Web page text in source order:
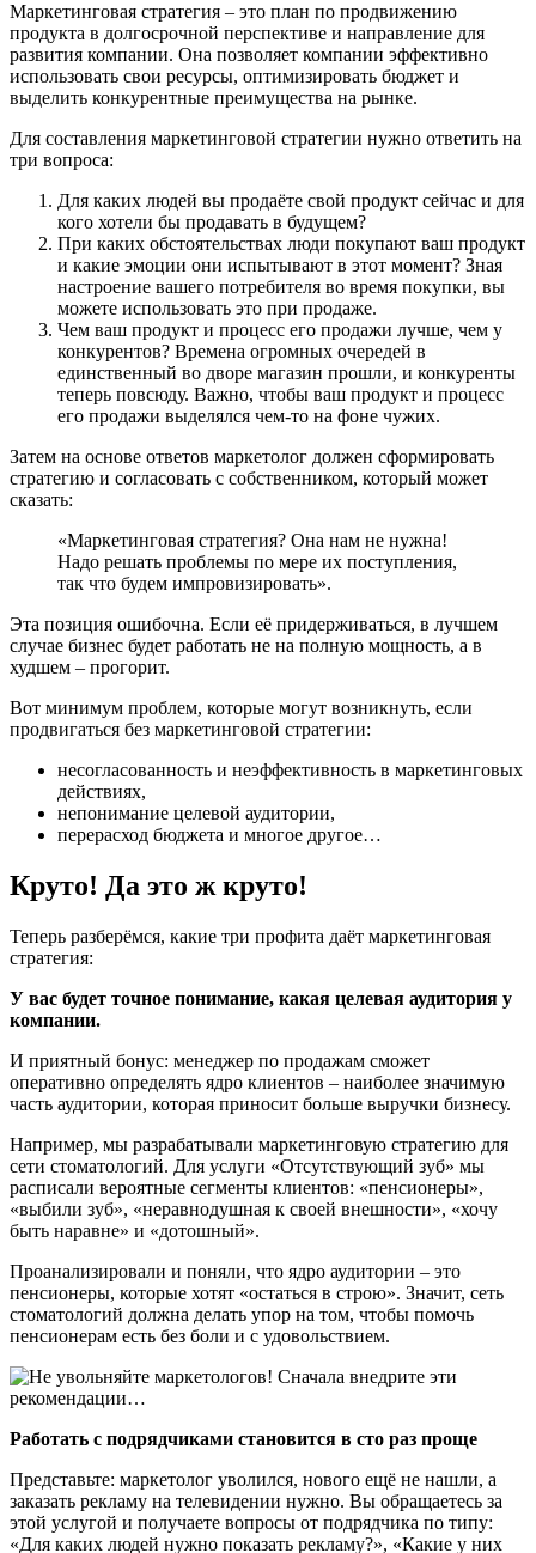
Маркетинговая стратегия – это план по продвижению
продукта в долгосрочной перспективе и направление для
развития компании. Она позволяет компании эффективно
использовать свои ресурсы, оптимизировать бюджет и
выделить конкурентные преимущества на рынке.
Для составления маркетинговой стратегии нужно ответить на
три вопроса:
Для каких людей вы продаёте свой продукт сейчас и для
кого хотели бы продавать в будущем?
При каких обстоятельствах люди покупают ваш продукт
и какие эмоции они испытывают в этот момент? Зная
настроение вашего потребителя во время покупки, вы
можете использовать это при продаже.
Чем ваш продукт и процесс его продажи лучше, чем у
конкурентов? Времена огромных очередей в
единственный во дворе магазин прошли, и конкуренты
теперь повсюду. Важно, чтобы ваш продукт и процесс
его продажи выделялся чем-то на фоне чужих.
Затем на основе ответов маркетолог должен сформировать
стратегию и согласовать с собственником, который может
сказать:
«Маркетинговая стратегия? Она нам не нужна!
Надо решать проблемы по мере их поступления,
так что будем импровизировать».
Эта позиция ошибочна. Если её придерживаться, в лучшем
случае бизнес будет работать не на полную мощность, а в
худшем – прогорит.
Вот минимум проблем, которые могут возникнуть, если
продвигаться без маркетинговой стратегии:
несогласованность и неэффективность в маркетинговых
действиях,
непонимание целевой аудитории,
перерасход бюджета и многое другое…
Круто! Да это ж круто!
Теперь разберёмся, какие три профита даёт маркетинговая
стратегия:
У вас будет точное понимание, какая целевая аудитория у
компании.
И приятный бонус: менеджер по продажам сможет
оперативно определять ядро клиентов – наиболее значимую
часть аудитории, которая приносит больше выручки бизнесу.
Например, мы разрабатывали маркетинговую стратегию для
сети стоматологий. Для услуги «Отсутствующий зуб» мы
расписали вероятные сегменты клиентов: «пенсионеры»,
«выбили зуб», «неравнодушная к своей внешности», «хочу
быть наравне» и «дотошный».
Проанализировали и поняли, что ядро аудитории – это
пенсионеры, которые хотят «остаться в строю». Значит, сеть
стоматологий должна делать упор на том, чтобы помочь
пенсионерам есть без боли и с удовольствием.
Работать с подрядчиками становится в сто раз проще
Представьте: маркетолог уволился, нового ещё не нашли, а
заказать рекламу на телевидении нужно. Вы обращаетесь за
этой услугой и получаете вопросы от подрядчика по типу:
«Для каких людей нужно показать рекламу?», «Какие у них